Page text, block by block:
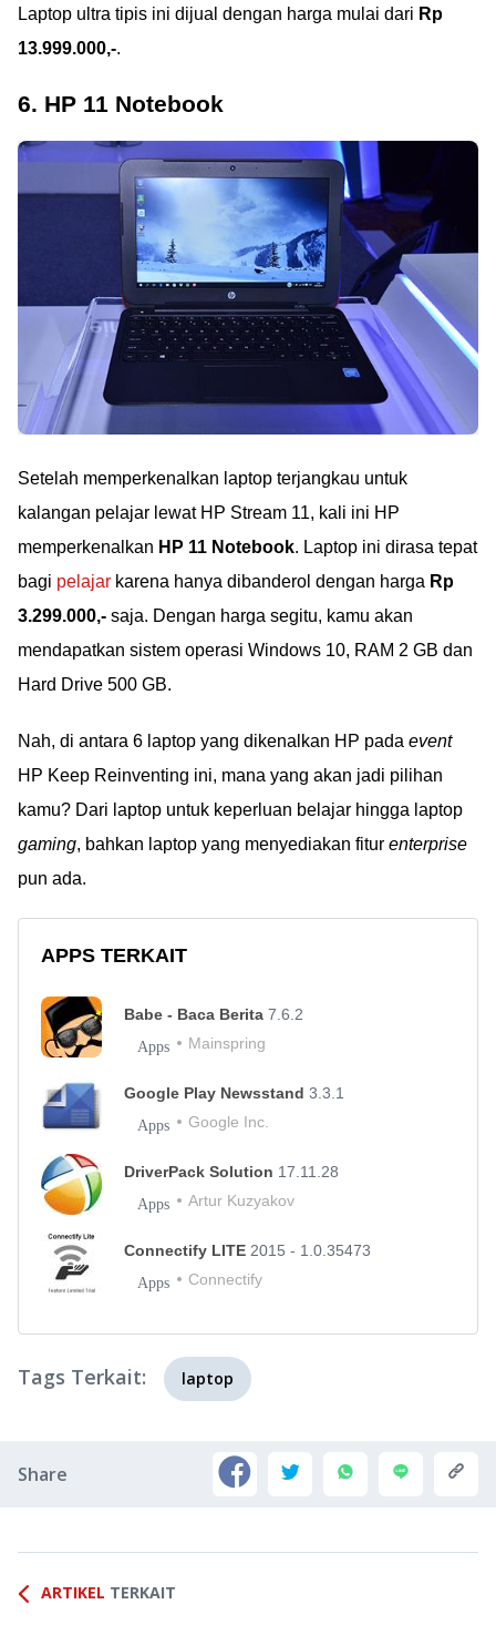
Laptop ultra tipis ini dijual dengan harga mulai dari Rp
13.999.000,-.
6. HP 11 Notebook
Setelah memperkenalkan laptop terjangkau untuk
kalangan pelajar lewat HP Stream 11, kali ini HP
memperkenalkan HP 11 Notebook. Laptop ini dirasa tepat
bagi pelajar karena hanya dibanderol dengan harga Rp
3.299.000,- saja. Dengan harga segitu, kamu akan
mendapatkan sistem operasi Windows 10, RAM 2 GB dan
Hard Drive 500 GB.
Nah, di antara 6 laptop yang dikenalkan HP pada event
HP Keep Reinventing ini, mana yang akan jadi pilihan
kamu? Dari laptop untuk keperluan belajar hingga laptop
gaming, bahkan laptop yang menyediakan fitur enterprise
pun ada.
APPS TERKAIT
Babe - Baca Berita 7.6.2
Apps Mainspring
Google Play Newsstand 3.3.1
Apps Google Inc.
DriverPack Solution 17.11.28
Apps Artur Kuzyakov
Connectify LITE 2015 - 1.0.35473
Apps Connectify
Tags Terkait: laptop
Share
ARTIKEL TERKAIT